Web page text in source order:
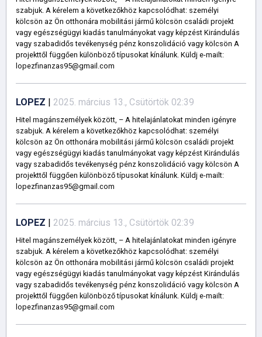
szabjuk. A kérelem a következőkhöz kapcsolódhat: személyi
kölcsön az Ön otthonára mobilitási jármű kölcsön családi projekt
vagy egészségügyi kiadás tanulmányokat vagy képzést Kirándulás
vagy szabadidős tevékenység pénz konszolidáció vagy kölcsön A
projekttől függően különböző típusokat kínálunk. Küldj e-mailt:
lopezfinanzas95@gmail.com
LOPEZ | 2025. március 13., Csütörtök 02:39
Hitel magánszemélyek között, – A hitelajánlatokat minden igényre
szabjuk. A kérelem a következőkhöz kapcsolódhat: személyi
kölcsön az Ön otthonára mobilitási jármű kölcsön családi projekt
vagy egészségügyi kiadás tanulmányokat vagy képzést Kirándulás
vagy szabadidős tevékenység pénz konszolidáció vagy kölcsön A
projekttől függően különböző típusokat kínálunk. Küldj e-mailt:
lopezfinanzas95@gmail.com
LOPEZ | 2025. március 13., Csütörtök 02:39
Hitel magánszemélyek között, – A hitelajánlatokat minden igényre
szabjuk. A kérelem a következőkhöz kapcsolódhat: személyi
kölcsön az Ön otthonára mobilitási jármű kölcsön családi projekt
vagy egészségügyi kiadás tanulmányokat vagy képzést Kirándulás
vagy szabadidős tevékenység pénz konszolidáció vagy kölcsön A
projekttől függően különböző típusokat kínálunk. Küldj e-mailt:
lopezfinanzas95@gmail.com